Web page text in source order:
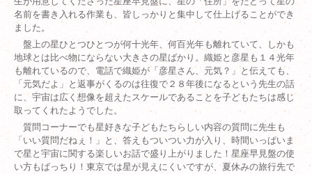
名前を書き入れる作業も、皆しっかりと集中して仕上げることができ
ました。
盤上の星ひとつひとつが何十光年、何百光年も離れていて、しかも
地球とは比べ物にならない大きさの星ばかり。織姫と彦星も１４光年
も離れているので、電話で織姫が「彦星さん、元気？」と伝えても、
「元気だよ」と返事がくるのは往復で２８年後になるという先生の話
に、宇宙は広く想像を超えたスケールであることを子どもたちは感じ
取ってくれたようでした。
質問コーナーでも星好きな子どもたちらしい内容の質問に先生も
「いい質問だねぇ！」と、答えもついつい力が入り、時間いっぱいま
で星と宇宙に関する楽しいお話で盛り上がりました！星座早見盤の使
い方もばっちり！東京では星が見えにくいですが、夏休みの旅行先で